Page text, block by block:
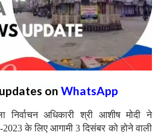
on WhatsApp
निर्वाचन अधिकारी श्री आशीष मोदी ने
के लिए आगामी 3 दिसंबर को होने वाली